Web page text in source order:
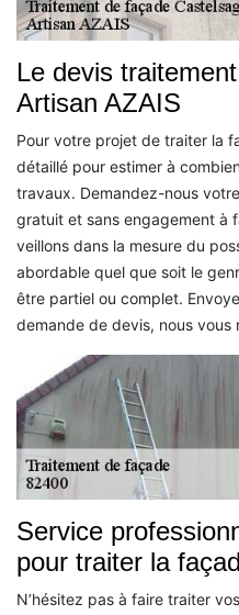
Le devis
Artisan AZAIS
Pour votre projet de traiter la
détaillé pour estimer à
travaux. Demandez-nous
gratuit et sans engagement à
veillons dans la mesure du
abordable quel que soit le
être partiel ou complet.
demande de devis, nous vous
Service
pour traiter la
N’hésitez pas à faire traiter